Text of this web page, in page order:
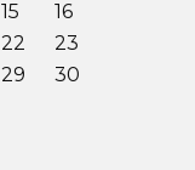
15
16
22
23
29
30